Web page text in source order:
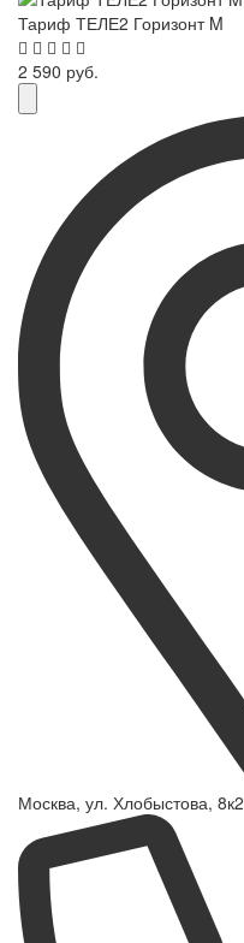
Тариф ТЕЛЕ2 Горизонт M
2 590 руб.
Москва, ул. Хлобыстова, 8к2